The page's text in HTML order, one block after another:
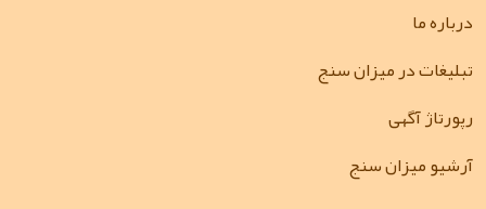
درباره ما
تبلیغات در میزان سنج
رپورتاژ آگهی
آرشیو میزان سنج